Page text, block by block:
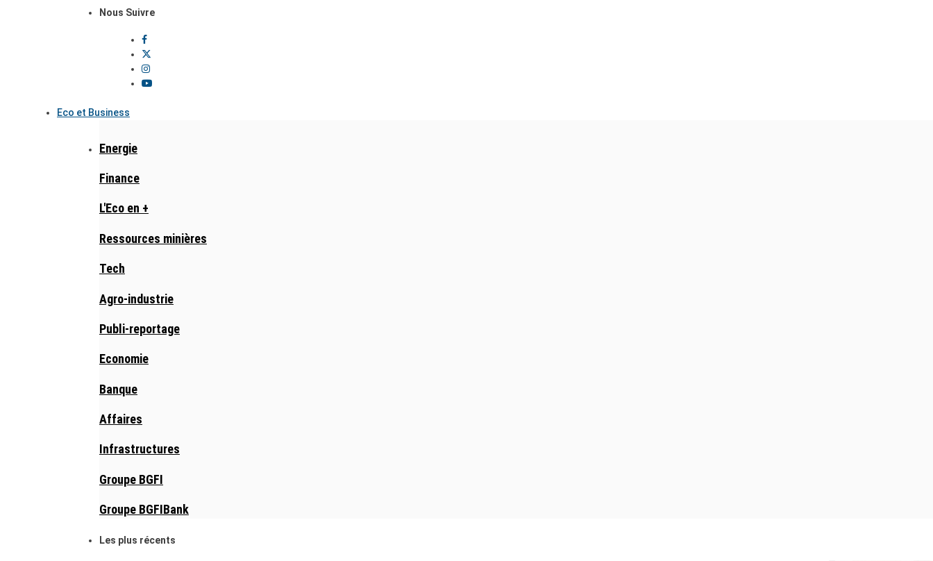
Nous Suivre
Eco et Business
Energie
Finance
L'Eco en +
Ressources minières
Tech
Agro-industrie
Publi-reportage
Economie
Banque
Affaires
Infrastructures
Groupe BGFI
Groupe BGFIBank
Les plus récents